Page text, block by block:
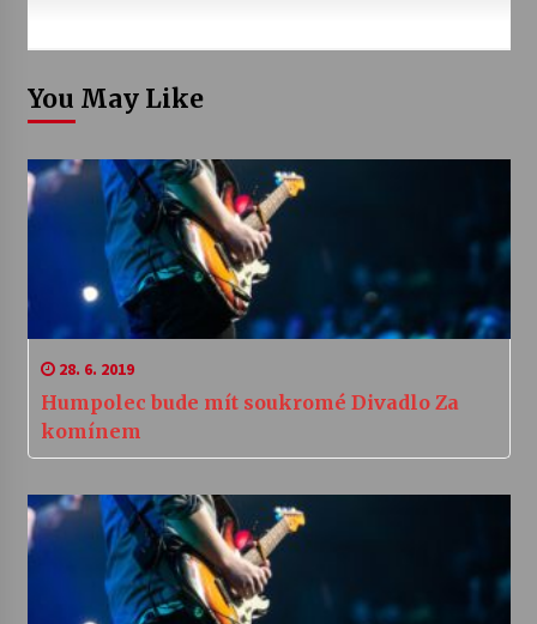
You May Like
28. 6. 2019
Humpolec bude mít soukromé Divadlo Za
komínem